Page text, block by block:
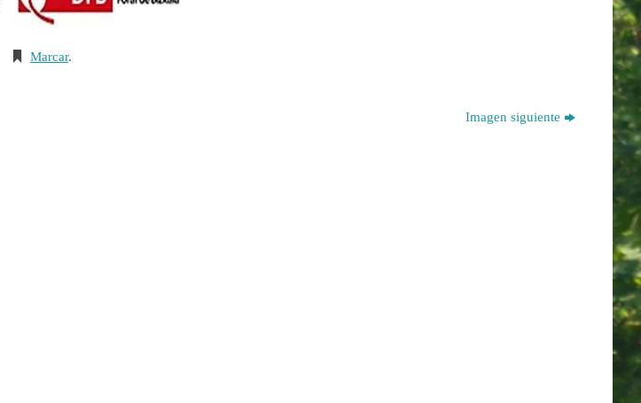
Marcar.
Imagen siguiente